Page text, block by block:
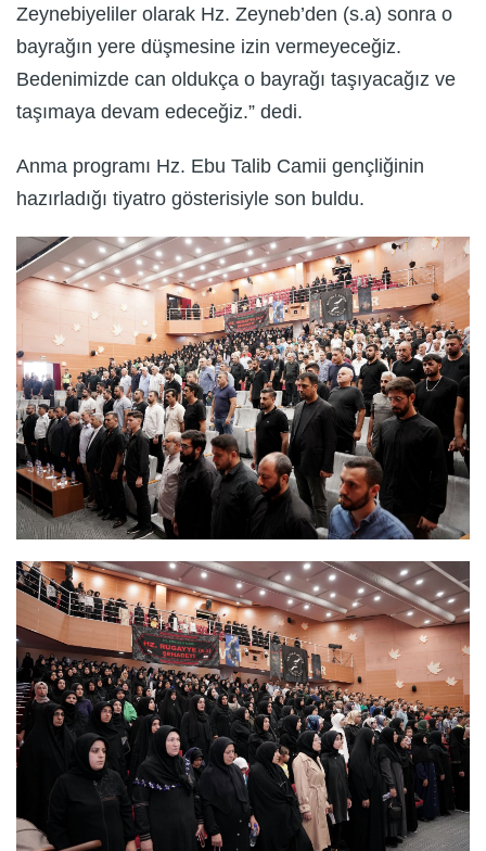
Zeynebiyeliler olarak Hz. Zeyneb’den (s.a) sonra o
bayrağın yere düşmesine izin vermeyeceğiz.
Bedenimizde can oldukça o bayrağı taşıyacağız ve
taşımaya devam edeceğiz.” dedi.
Anma programı Hz. Ebu Talib Camii gençliğinin
hazırladığı tiyatro gösterisiyle son buldu.